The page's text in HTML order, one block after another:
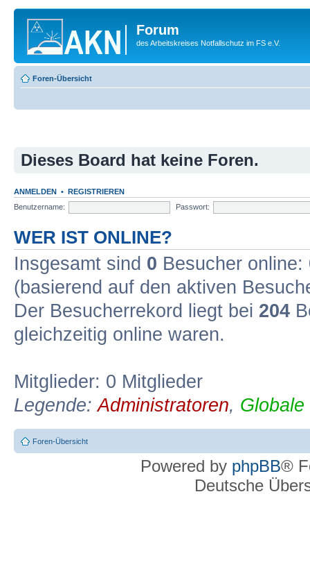
Forum
des Arbeitskreises Notfallschutz im FS e.V.
Foren-Übersicht
Dieses Board hat keine Foren.
ANMELDEN • REGISTRIEREN
Benutzername:
Passwort:
WER IST ONLINE?
Insgesamt sind 0 Besucher
(basierend auf den aktiven
Der Besucherrekord liegt bei 204
gleichzeitig online waren.
Mitglieder: 0 Mitglieder
Legende:Administratoren,
Foren-Übersicht
Powered by phpBB®
Deutsche